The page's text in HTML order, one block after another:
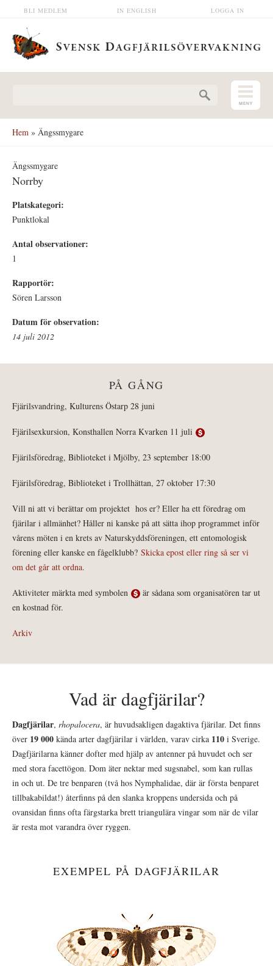
Hoppa till huvudinnehåll LOGGA IN
IN ENGLISH
BLI MEDLEM
Hem » Ängssmygare
Ängssmygare
Norrby
Platskategori:
Punktlokal
Antal observationer:
1
Rapportör:
Sören Larsson
Datum för observation:
14 juli 2012
PÅ GÅNG
Fjärilsvandring, Kulturens Östarp 28 juni
Fjärilsexkursion, Konsthallen Norra Kvarken 11 juli
Fjärilsföredrag, Biblioteket i Mjölby, 23 september 18:00
Fjärilsföredrag, Biblioteket i Trollhättan, 27 oktober 17:30
Vill ni att vi berättar om projektet hos er? Eller ha ett föredrag om
fjärilar i allmänhet? Håller ni kanske på att sätta ihop programmet inför
vårens möten i en krets av Naturskyddsföreningen, ett entomologisk
förening eller kanske en fågelklubb? Skicka epost eller ring så ser vi
om det går att ordna.
Aktiviteter märkta med symbolen
är sådana som organisatören tar ut
en kostnad för.
Arkiv
Vad är dagfjärilar?
Dagfjärilar, rhopalocera, är huvudsakligen dagaktiva fjärilar. Det finns
över 19 000 kända arter dagfjärilar i världen, varav cirka 110 i Sverige.
Dagfjärilarna känner dofter med hjälp av antenner på huvudet och ser
med stora facettögon. Dom äter nektar med sugsnabel, som kan rullas
in och ut. De tre benparen (två hos Nymphalidae, där är första benparet
tillbakabildat!) återfinns på den slanka kroppens undersida och på
ovansidan finns ofta färgstarka brett triangulära vingar som när de vilar
är resta mot varandra över ryggen.
EXEMPEL PÅ DAGFJÄRILAR